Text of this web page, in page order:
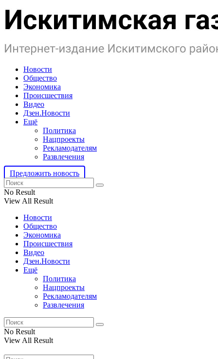
Новости
Общество
Экономика
Происшествия
Видео
Дзен.Новости
Ещё
Политика
Нацпроекты
Рекламодателям
Развлечения
Предложить новость
No Result
View All Result
Новости
Общество
Экономика
Происшествия
Видео
Дзен.Новости
Ещё
Политика
Нацпроекты
Рекламодателям
Развлечения
No Result
View All Result